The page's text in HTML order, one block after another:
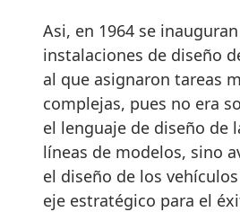
Asi, en 1964 se
instalaciones de diseño
al que asignaron tareas
complejas, pues no era
el lenguaje de diseño de
líneas de modelos, sino
el diseño de los
eje estratégico para el